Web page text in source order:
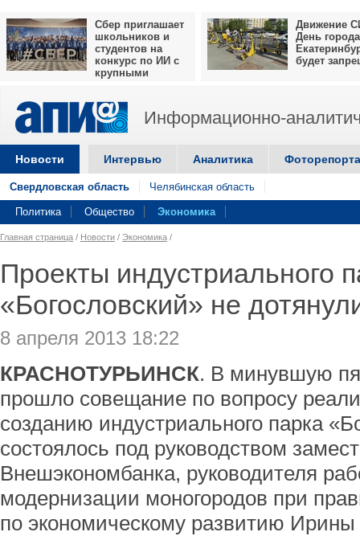
Сбер приглашает
школьников и
студентов на
конкурс по ИИ с
крупными
Движение
День города
будет
Информационно-
Новости Интервью Аналитика
Свердловская область Челябинская область
Политика Общество Экономика
Главная страница / Новости / Экономика /
Проекты индустриального
«Богословский» не
8 апреля 2013 18:22
КРАСНОТУРЬИНСК. В минувшую
прошло совещание по вопросу
созданию индустриального парка
состоялось под руководством
Внешэкономбанка, руководителя
модернизации моногородов при
по экономическому развитию